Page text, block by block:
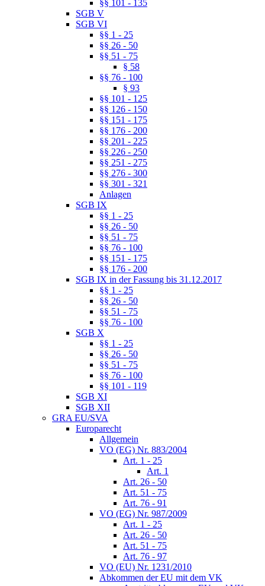
§§ 101 - 135
SGB V
SGB VI
§§ 1 - 25
§§ 26 - 50
§§ 51 - 75
§ 58
§§ 76 - 100
§ 93
§§ 101 - 125
§§ 126 - 150
§§ 151 - 175
§§ 176 - 200
§§ 201 - 225
§§ 226 - 250
§§ 251 - 275
§§ 276 - 300
§§ 301 - 321
Anlagen
SGB IX
§§ 1 - 25
§§ 26 - 50
§§ 51 - 75
§§ 76 - 100
§§ 151 - 175
§§ 176 - 200
SGB IX in der Fassung bis 31.12.2017
§§ 1 - 25
§§ 26 - 50
§§ 51 - 75
§§ 76 - 100
SGB X
§§ 1 - 25
§§ 26 - 50
§§ 51 - 75
§§ 76 - 100
§§ 101 - 119
SGB XI
SGB XII
GRA EU/SVA
Europarecht
Allgemein
VO (EG) Nr. 883/2004
Art. 1 - 25
Art. 1
Art. 26 - 50
Art. 51 - 75
Art. 76 - 91
VO (EG) Nr. 987/2009
Art. 1 - 25
Art. 26 - 50
Art. 51 - 75
Art. 76 - 97
VO (EU) Nr. 1231/2010
Abkommen der EU mit dem VK